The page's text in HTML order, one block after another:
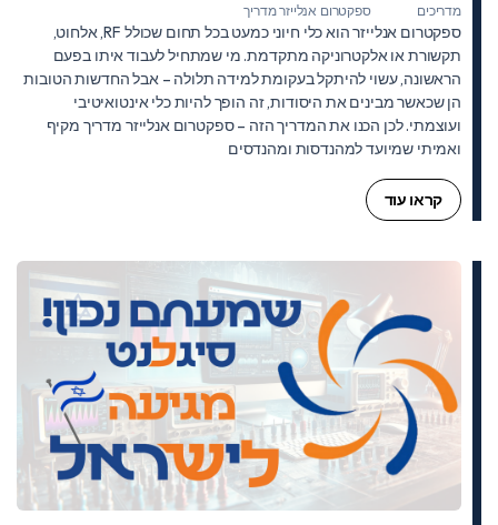
מדריכים
ספקטרום אנלייזר מדריך
ספקטרום אנלייזר הוא כלי חיוני כמעט בכל תחום שכולל RF, אלחוט,
תקשורת או אלקטרוניקה מתקדמת. מי שמתחיל לעבוד איתו בפעם
הראשונה, עשוי להיתקל בעקומת למידה תלולה – אבל החדשות הטובות
הן שכאשר מבינים את היסודות, זה הופך להיות כלי אינטואיטיבי
ועוצמתי. לכן הכנו את המדריך הזה – ספקטרום אנלייזר מדריך מקיף
ואמיתי שמיועד למהנדסות ומהנדסים
קראו עוד